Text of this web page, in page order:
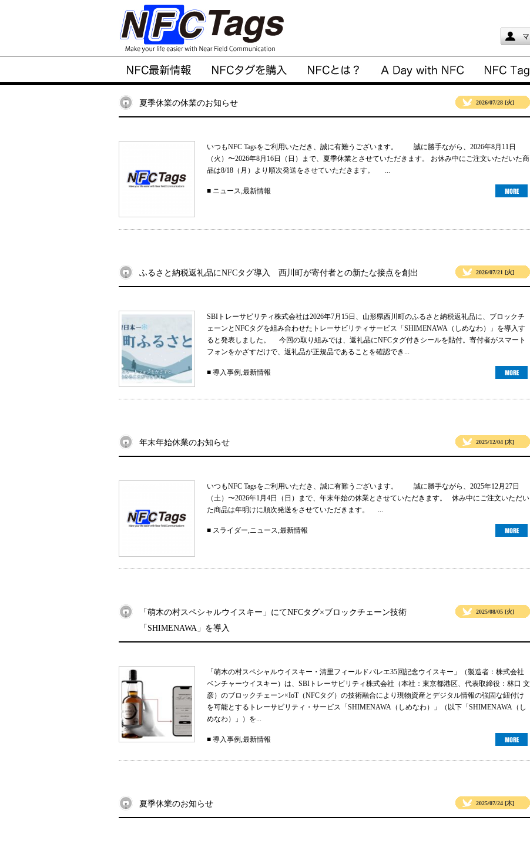
夏季休業の休業のお知らせ 2026/07/28 [火]
いつもNFC Tagsをご利用いただき、誠に有難うございます。 誠に勝手ながら、2026年8月11日
（火）〜2026年8月16日（日）まで、夏季休業とさせていただきます。 お休み中にご注文いただいた商
品は8/18（月）より順次発送をさせていただきます。 ...
■ ニュース,最新情報
ふるさと納税返礼品にNFCタグ導入 西川町が寄付者との新たな接点を創出 2026/07/21 [火]
SBIトレーサビリティ株式会社は2026年7月15日、山形県西川町のふるさと納税返礼品に、ブロックチ
ェーンとNFCタグを組み合わせたトレーサビリティサービス「SHIMENAWA（しめなわ）」を導入す
ると発表しました。 今回の取り組みでは、返礼品にNFCタグ付きシールを貼付。寄付者がスマート
フォンをかざすだけで、返礼品が正規品であることを確認でき...
■ 導入事例,最新情報
年末年始休業のお知らせ 2025/12/04 [木]
いつもNFC Tagsをご利用いただき、誠に有難うございます。 誠に勝手ながら、2025年12月27日
（土）〜2026年1月4日（日）まで、年末年始の休業とさせていただきます。 休み中にご注文いただい
た商品は年明けに順次発送をさせていただきます。 ...
■ スライダー,ニュース,最新情報
「萌木の村スペシャルウイスキー」にてNFCタグ×ブロックチェーン技術
「SHIMENAWA」を導入
2025/08/05 [火]
「萌木の村スペシャルウイスキー・清里フィールドバレエ35回記念ウイスキー」（製造者：株式会社
ベンチャーウイスキー）は、SBIトレーサビリティ株式会社（本社：東京都港区、代表取締役：林口 文
彦）のブロックチェーン×IoT（NFCタグ）の技術融合により現物資産とデジタル情報の強固な紐付け
を可能とするトレーサビリティ・サービス「SHIMENAWA（しめなわ）」（以下「SHIMENAWA（し
めなわ）」）を...
■ 導入事例,最新情報
夏季休業のお知らせ 2025/07/24 [木]